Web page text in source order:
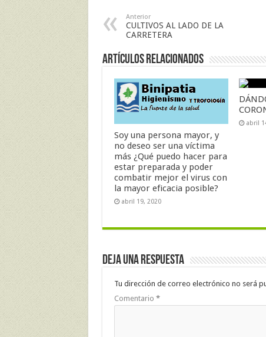
Anterior
CULTIVOS AL LADO DE LA
CARRETERA
Artículos Relacionados
Soy una persona mayor, y
no deseo ser una víctima
más ¿Qué puedo hacer para
estar preparada y poder
combatir mejor el virus con
la mayor eficacia posible?
abril 19, 2020
abril
Deja una respuesta
Tu dirección de correo electrónico no será
Comentario *